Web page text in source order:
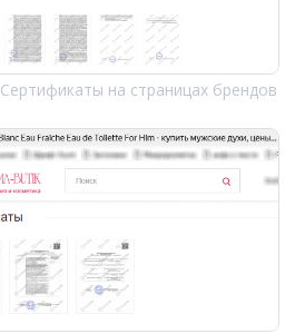
Сертификаты на страницах брендов